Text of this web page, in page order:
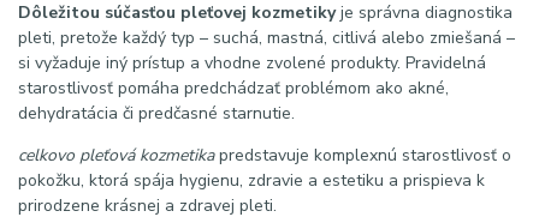
Dôležitou súčasťou pleťovej kozmetikyje správna diagnostika
pleti, pretože každý typ – suchá, mastná, citlivá alebo zmiešaná –
si vyžaduje iný prístup a vhodne zvolené produkty. Pravidelná
starostlivosť pomáha predchádzať problémom ako akné,
dehydratácia či predčasné starnutie.
celkovo pleťová kozmetikapredstavuje komplexnú starostlivosť o
pokožku, ktorá spája hygienu, zdravie a estetiku a prispieva k
prirodzene krásnej a zdravej pleti.